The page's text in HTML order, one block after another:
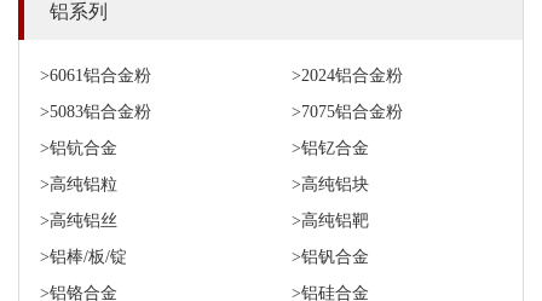
铝系列
>6061铝合金粉
>2024铝合金粉
>5083铝合金粉
>7075铝合金粉
>铝钪合金
>铝钇合金
>高纯铝粒
>高纯铝块
>高纯铝丝
>高纯铝靶
>铝棒/板/锭
>铝钒合金
>铝铬合金
>铝硅合金